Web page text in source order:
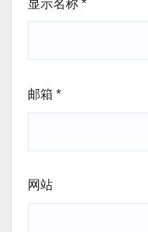
显示名称 *
邮箱 *
网站